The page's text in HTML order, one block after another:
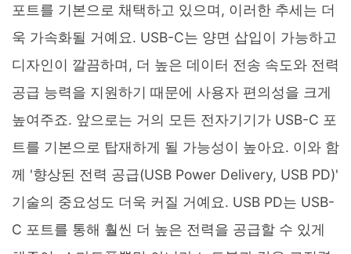
포트를 기본으로 채택하고 있으며, 이러한 추세는 더
욱 가속화될 거예요. USB-C는 양면 삽입이 가능하고
디자인이 깔끔하며, 더 높은 데이터 전송 속도와 전력
공급 능력을 지원하기 때문에 사용자 편의성을 크게
높여주죠. 앞으로는 거의 모든 전자기기가 USB-C 포
트를 기본으로 탑재하게 될 가능성이 높아요. 이와 함
께 '향상된 전력 공급(USB Power Delivery, USB PD)'
기술의 중요성도 더욱 커질 거예요. USB PD는 USB-
C 포트를 통해 훨씬 더 높은 전력을 공급할 수 있게